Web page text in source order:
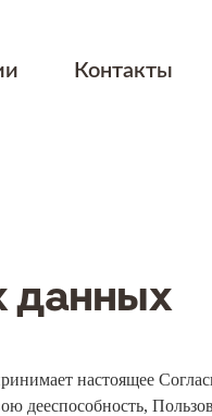
Контакты
данных
настоящее
дееспособность,